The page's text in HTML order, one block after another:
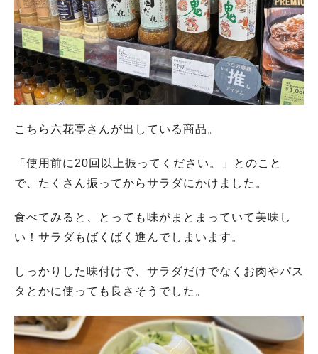
こちら六花亭さんが出している商品。
「使用前に20回以上振ってください。」とのこと
で、たくさん振ってからサラダにかけました。
食べてみると、とっても味がまとまっていて美味し
い！サラダもばくばく進んでしまいます。
しっかりした味付けで、サラダだけでなくお肉やパス
タとかに使っても良さそうでした。